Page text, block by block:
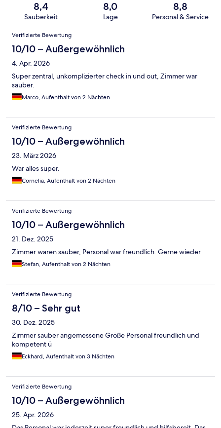
8,4
Sauberkeit
8,0
Lage
8,8
Personal & Service
Bewertungen
Verifizierte Bewertung
10/10 – Außergewöhnlich
4. Apr. 2026
Super zentral, unkomplizierter check in und out, Zimmer war
sauber.
Marco, Aufenthalt von 2 Nächten
Verifizierte Bewertung
10/10 – Außergewöhnlich
23. März 2026
War alles super.
Cornelia, Aufenthalt von 2 Nächten
Verifizierte Bewertung
10/10 – Außergewöhnlich
21. Dez. 2025
Zimmer waren sauber, Personal war freundlich. Gerne wieder
Stefan, Aufenthalt von 2 Nächten
Verifizierte Bewertung
8/10 – Sehr gut
30. Dez. 2025
Zimmer sauber angemessene Größe Personal freundlich und
kompetent ü
Eckhard, Aufenthalt von 3 Nächten
Verifizierte Bewertung
10/10 – Außergewöhnlich
25. Apr. 2026